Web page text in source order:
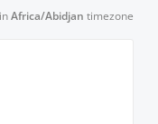
Africa/Abidjan timezone